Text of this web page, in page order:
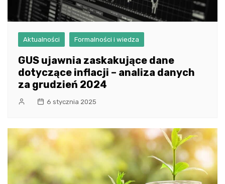
Aktualności Formalności i wiedza
GUS ujawnia zaskakujące dane
dotyczące inflacji – analiza danych
za grudzień 2024
6 stycznia 2025